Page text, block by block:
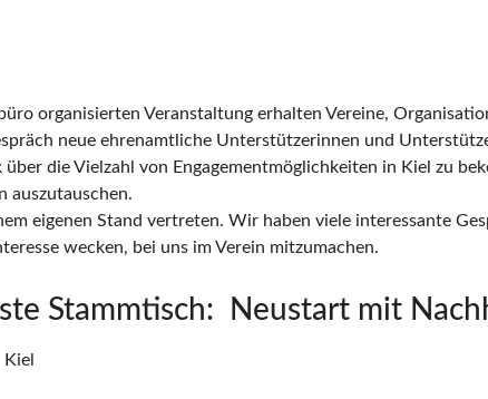
organisierten Veranstaltung erhalten Vereine,
neue ehrenamtliche Unterstützerinnen und
die Vielzahl von Engagementmöglichkeiten in Kiel zu
auszutauschen.
eigenen Stand vertreten. Wir haben viele interessante
wecken, bei uns im Verein mitzumachen.
Stammtisch: Neustart mit